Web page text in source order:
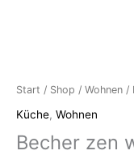
Start / Shop / Wohnen /
Küche, Wohnen
Becher zen